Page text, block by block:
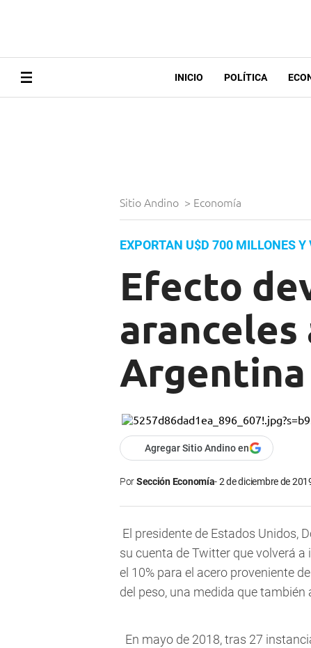
INICIO POLÍTICA
Sitio Andino > Economía
EXPORTAN U$D 700 MILLONES
Efecto
Argentina
Agregar Sitio Andino en
PorSección Economía 2 de diciembre de
El presidente de Estados Unidos,
su cuenta de Twitter que volverá
el 10% para el acero proveniente
del peso, una medida que
En mayo de 2018, tras 27